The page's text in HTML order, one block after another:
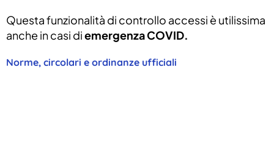
Questa funzionalità di controllo accessi è utilissima
anche in casi diemergenza COVID.
Norme, circolari e ordinanze ufficiali